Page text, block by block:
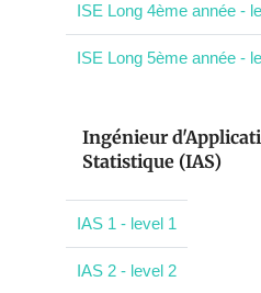
ISE Long 4ème année -
ISE Long 5ème année -
Ingénieur
Statistique (IAS)
IAS 1 - level 1
IAS 2 - level 2